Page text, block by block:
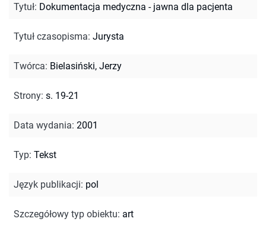
Tytuł: Dokumentacja medyczna - jawna dla pacjenta
Tytuł czasopisma: Jurysta
Twórca: Bielasiński, Jerzy
Strony: s. 19-21
Data wydania: 2001
Typ: Tekst
Język publikacji: pol
Szczegółowy typ obiektu: art